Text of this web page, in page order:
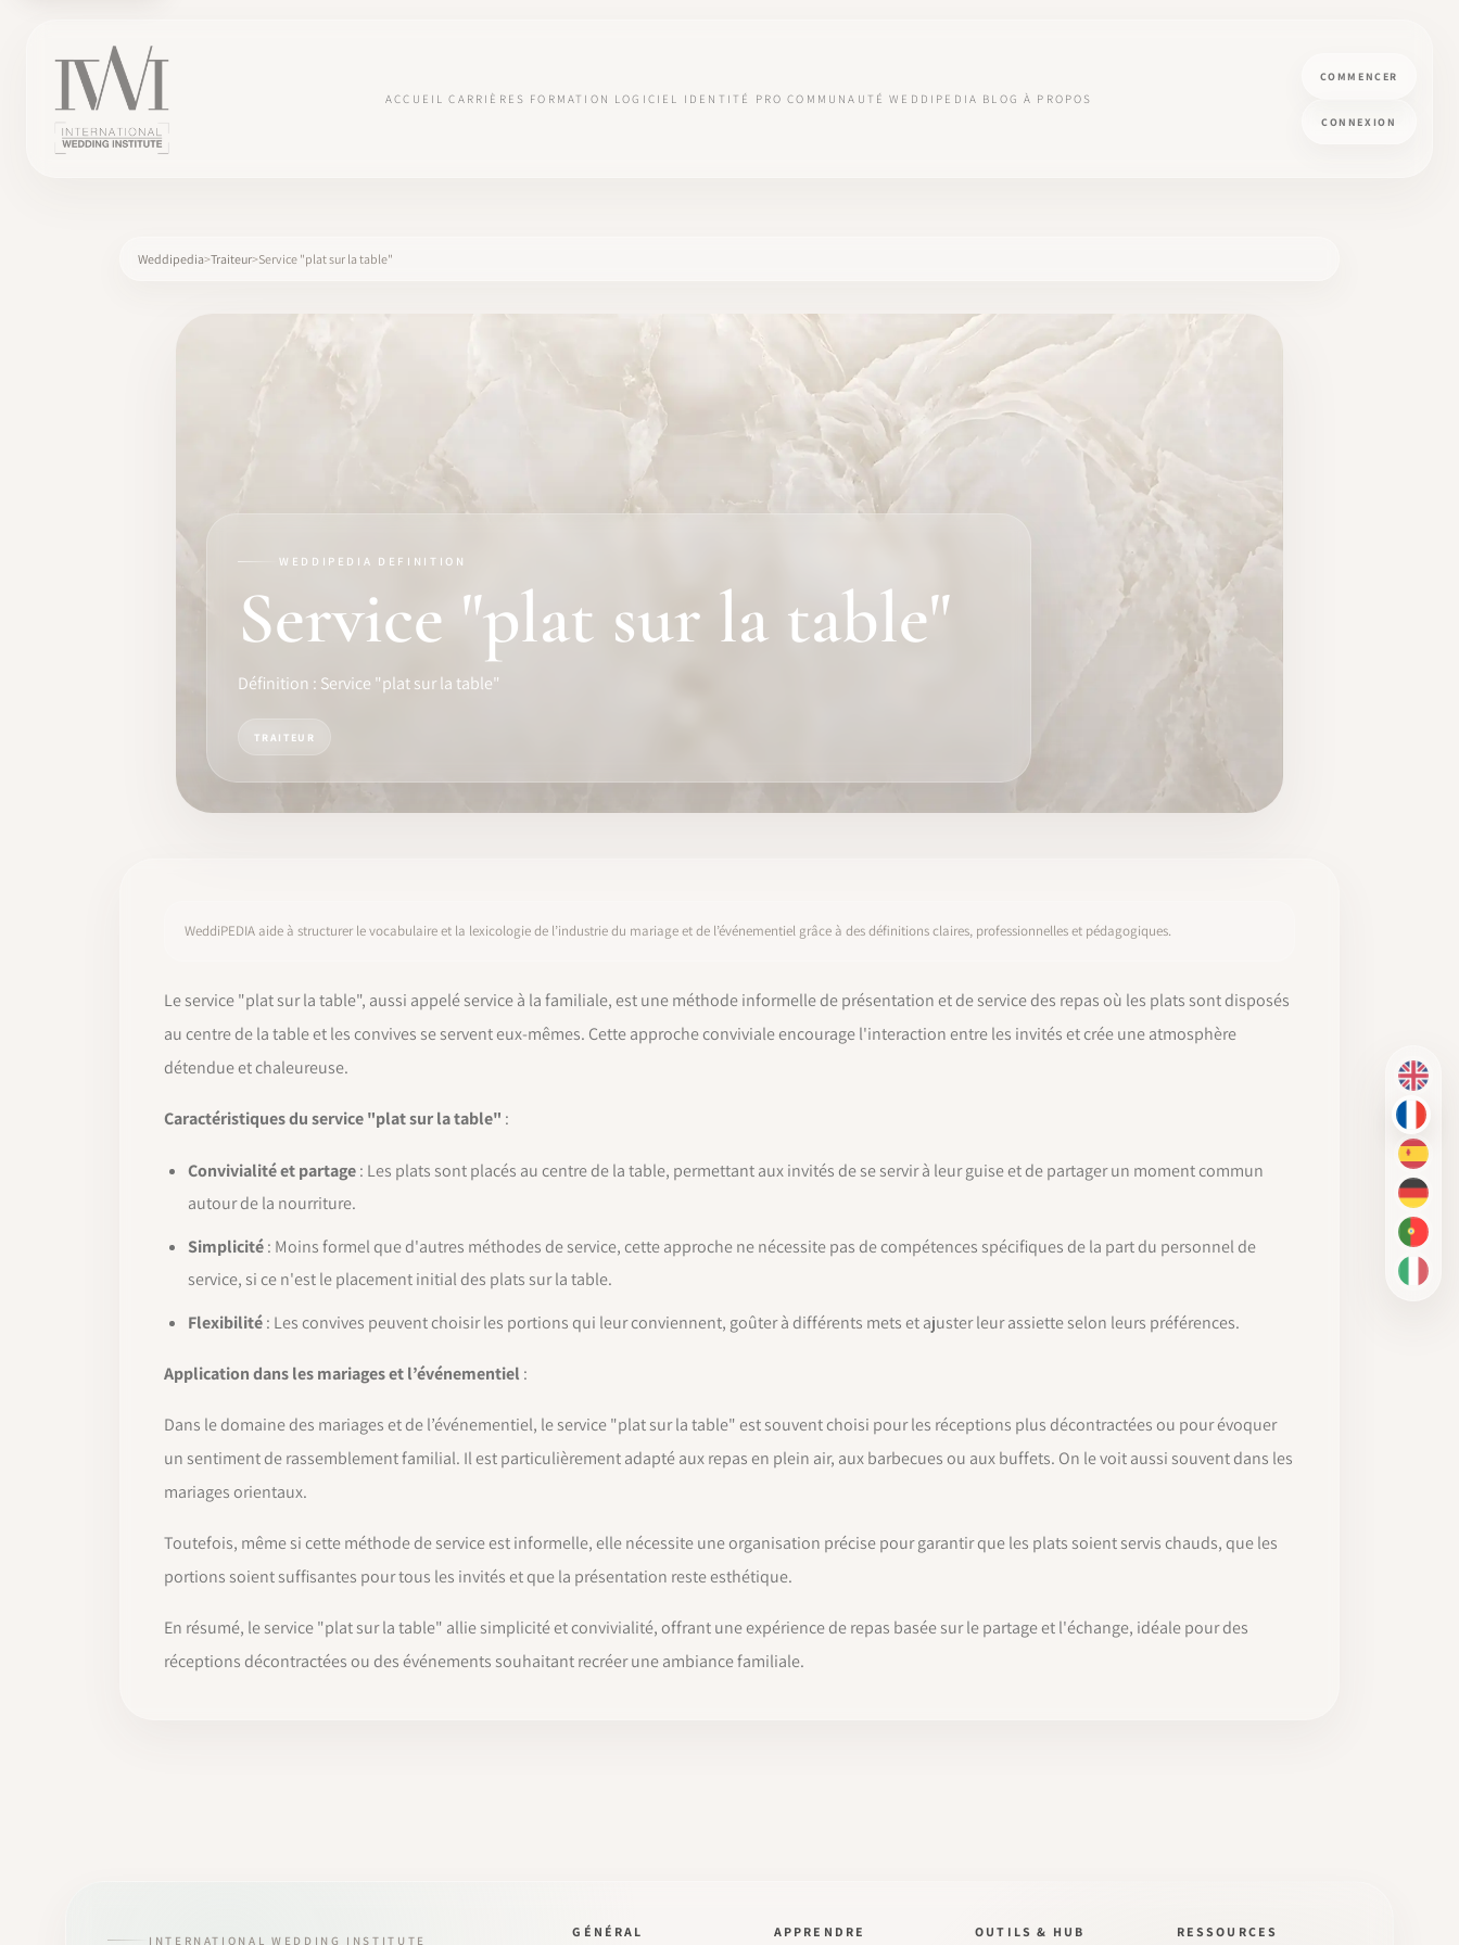
ACCUEIL CARRIÈRES FORMATION LOGICIEL IDENTITÉ PRO COMMUNAUTÉ WEDDIPEDIA BLOG À PROPOS
COMMENCER
CONNEXION
EN
FR
ES
DE
PT-BR
IT
Weddipedia Traiteur Service "plat sur la table"
WEDDIPEDIA DEFINITION
Service "plat sur la table"
Définition : Service "plat sur la table"
TRAITEUR
WeddiPEDIA aide à structurer le vocabulaire et la lexicologie de l’industrie du mariage et de l’événementiel grâce à des définitions claires, professionnelles et pédagogiques.
Le service "plat sur la table", aussi appelé service à la familiale, est une méthode informelle de présentation et de service des repas où les plats sont disposés
au centre de la table et les convives se servent eux-mêmes. Cette approche conviviale encourage l'interaction entre les invités et crée une atmosphère
détendue et chaleureuse.
Caractéristiques du service "plat sur la table" :
Convivialité et partage: Les plats sont placés au centre de la table, permettant aux invités de se servir à leur guise et de partager un moment commun
autour de la nourriture.
Simplicité: Moins formel que d'autres méthodes de service, cette approche ne nécessite pas de compétences spécifiques de la part du personnel de
service, si ce n'est le placement initial des plats sur la table.
Flexibilité: Les convives peuvent choisir les portions qui leur conviennent, goûter à différents mets et ajuster leur assiette selon leurs préférences.
Application dans les mariages et l’événementiel :
Dans le domaine des mariages et de l’événementiel, le service "plat sur la table" est souvent choisi pour les réceptions plus décontractées ou pour évoquer
un sentiment de rassemblement familial. Il est particulièrement adapté aux repas en plein air, aux barbecues ou aux buffets. On le voit aussi souvent dans les
mariages orientaux.
Toutefois, même si cette méthode de service est informelle, elle nécessite une organisation précise pour garantir que les plats soient servis chauds, que les
portions soient suffisantes pour tous les invités et que la présentation reste esthétique.
En résumé, le service "plat sur la table" allie simplicité et convivialité, offrant une expérience de repas basée sur le partage et l'échange, idéale pour des
réceptions décontractées ou des événements souhaitant recréer une ambiance familiale.
INTERNATIONAL WEDDING INSTITUTE
GÉNÉRAL APPRENDRE OUTILS & HUB RESSOURCES